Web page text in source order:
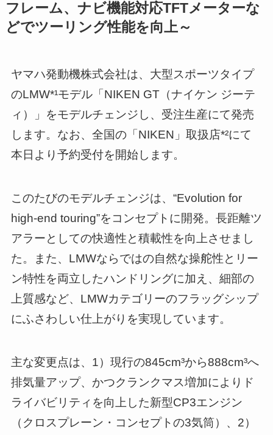
フレーム、ナビ機能対応TFTメーターな
どでツーリング性能を向上～
ヤマハ発動機株式会社は、大型スポーツタイプ
のLMW*¹モデル「NIKEN GT（ナイケン ジーテ
ィ）」をモデルチェンジし、受注生産にて発売
します。なお、全国の「NIKEN」取扱店*²にて
本日より予約受付を開始します。
このたびのモデルチェンジは、“Evolution for
high-end touring”をコンセプトに開発。長距離ツ
アラーとしての快適性と積載性を向上させまし
た。また、LMWならではの自然な操舵性とリー
ン特性を両立したハンドリングに加え、細部の
上質感など、LMWカテゴリーのフラッグシップ
にふさわしい仕上がりを実現しています。
主な変更点は、1）現行の845cm³から888cm³へ
排気量アップ、かつクランクマス増加によりド
ライバビリティを向上した新型CP3エンジン
（クロスプレーン・コンセプトの3気筒）、2）